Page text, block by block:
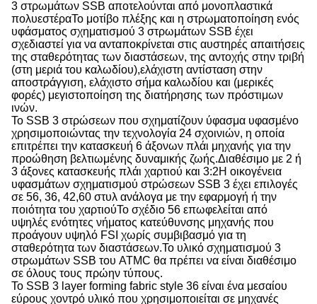
3 στρωμάτων SSB αποτελούνται από μονοπλαστικά
πολυεστέραΤο μοτίβο πλέξης και η στρωματοποίηση ενός
υφάσματος σχηματισμού 3 στρωμάτων SSB έχει
σχεδιαστεί για να ανταποκρίνεται στις αυστηρές απαιτήσεις
της σταθερότητας των διαστάσεων, της αντοχής στην τριβή
(στη μεριά του καλωδίου),ελάχιστη αντίσταση στην
αποστράγγιση, ελάχιστο σήμα καλωδίου και (μερικές
φορές) μεγιστοποίηση της διατήρησης των πρόστιμων
ινών.
Το SSB 3 στρώσεων που σχηματίζουν ύφασμα υφασμένο
χρησιμοποιώντας την τεχνολογία 24 σχοινιών, η οποία
επιτρέπει την κατασκευή 6 άξονων πλάι μηχανής για την
προώθηση βελτιωμένης δυναμικής ζωής.Διαθέσιμο με 2 ή
3 άξονες κατασκευής πλάι χαρτιού και 3:2Η οικογένεια
υφασμάτων σχηματισμού στρώσεων SSB 3 έχει επιλογές
σε 56, 36, 42,60 στυλ ανάλογα με την εφαρμογή ή την
ποιότητα του χαρτιούΤο σχέδιο 56 επωφελείται από
υψηλές ενότητες νήματος κατεύθυνσης μηχανής που
προάγουν υψηλό FSI χωρίς συμβιβασμό για τη
σταθερότητα των διαστάσεων.Το υλικό σχηματισμού 3
στρωμάτων SSB του ATMC θα πρέπει να είναι διαθέσιμο
σε όλους τους πρώην τύπους.
Το SSB 3 layer forming fabric style 36 είναι ένα μεσαίου
εύρους χοντρό υλικό που χρησιμοποιείται σε μηχανές